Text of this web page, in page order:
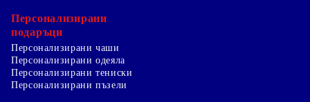
Персонализирани
подаръци
Персонализирани чаши
Персонализирани одеяла
Персонализирани тениски
Персонализирани пъзели